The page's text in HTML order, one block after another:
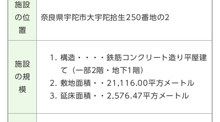
施設
の位
置
奈良県宇陀市大宇陀拾生250番地の2
施設
の規
模
構造・・・・鉄筋コンクリート造り平屋建
て（一部2階・地下1階）
敷地面積・・21,116.00平方メートル
延床面積・・2,576.47平方メートル